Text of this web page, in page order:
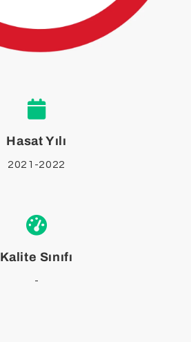
Hasat Yılı
2021-2022
Kalite Sınıfı
-